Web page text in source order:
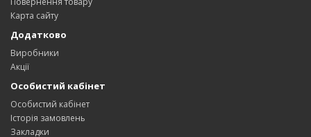
Карта сайту
Додатково
Виробники
Акції
Особистий кабінет
Особистий кабінет
Історія замовлень
Закладки